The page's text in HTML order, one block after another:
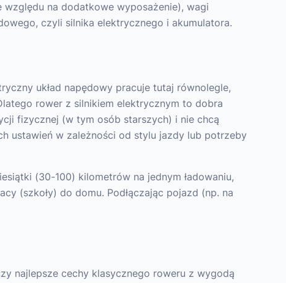
na dodatkowe wyposażenie), wagi
czyli silnika elektrycznego i akumulatora.
układ napędowy pracuje tutaj równolegle,
rower z silnikiem elektrycznym to dobra
fizycznej (w tym osób starszych) i nie chcą
ustawień w zależności od stylu jazdy lub potrzeby
(30-100) kilometrów na jednym ładowaniu,
(szkoły) do domu. Podłączając pojazd (np. na
najlepsze cechy klasycznego roweru z wygodą